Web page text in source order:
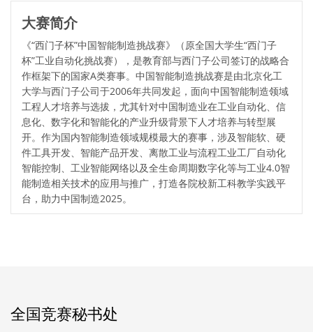
大赛简介
《“西门子杯”中国智能制造挑战赛》（原全国大学生“西门子
杯”工业自动化挑战赛），是教育部与西门子公司签订的战略合
作框架下的国家A类赛事。中国智能制造挑战赛是由北京化工
大学与西门子公司于2006年共同发起，面向中国智能制造领域
工程人才培养与选拔，尤其针对中国制造业在工业自动化、信
息化、数字化和智能化的产业升级背景下人才培养与转型展
开。作为国内智能制造领域规模最大的赛事，涉及智能软、硬
件工具开发、智能产品开发、离散工业与流程工业工厂自动化
智能控制、工业智能网络以及全生命周期数字化等与工业4.0智
能制造相关技术的应用与推广，打造各院校新工科教学实践平
台，助力中国制造2025。
全国竞赛秘书处